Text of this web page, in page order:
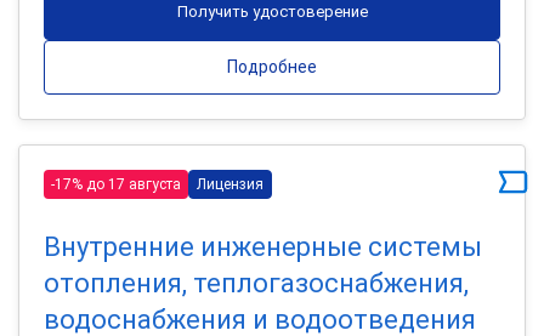
Получить удостоверение
Подробнее
-17% до 17 августа Лицензия
Внутренние инженерные системы
отопления, теплогазоснабжения,
водоснабжения и водоотведения